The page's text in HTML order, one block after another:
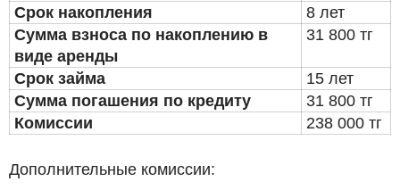
Срок накопления
8 лет
Сумма взноса по накоплению в
виде аренды
31 800 тг
Срок займа
15 лет
Сумма погашения по кредиту
31 800 тг
Комиссии
238 000 тг
Дополнительные комиссии: